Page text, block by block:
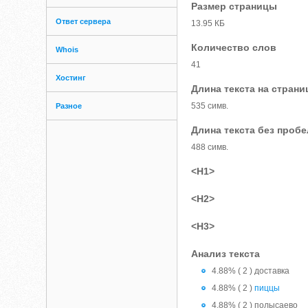
Ответ сервера
Whois
Хостинг
Разное
Размер страницы
13.95 КБ
Количество слов
41
Длина текста на
535 симв.
Длина текста без
488 симв.
<H1>
<H2>
<H3>
Анализ текста
4.88% ( 2 ) доставка
4.88% ( 2 )пиццы
4.88% ( 2 ) полысаево